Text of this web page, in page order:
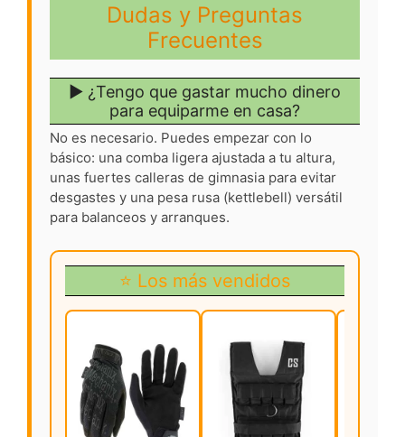
Dudas y Preguntas
Frecuentes
▶ ¿Tengo que gastar mucho dinero
para equiparme en casa?
No es necesario. Puedes empezar con lo
básico: una comba ligera ajustada a tu altura,
unas fuertes calleras de gimnasia para evitar
desgastes y una pesa rusa (kettlebell) versátil
para balanceos y arranques.
⭐ Los más vendidos